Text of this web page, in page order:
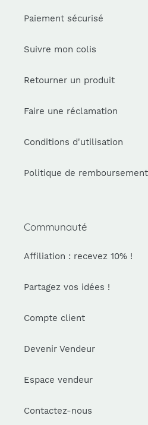
Paiement sécurisé
Suivre mon colis
Retourner un produit
Faire une réclamation
Conditions d'utilisation
Politique de remboursement
Communauté
Affiliation : recevez 10% !
Partagez vos idées !
Compte client
Devenir Vendeur
Espace vendeur
Contactez-nous